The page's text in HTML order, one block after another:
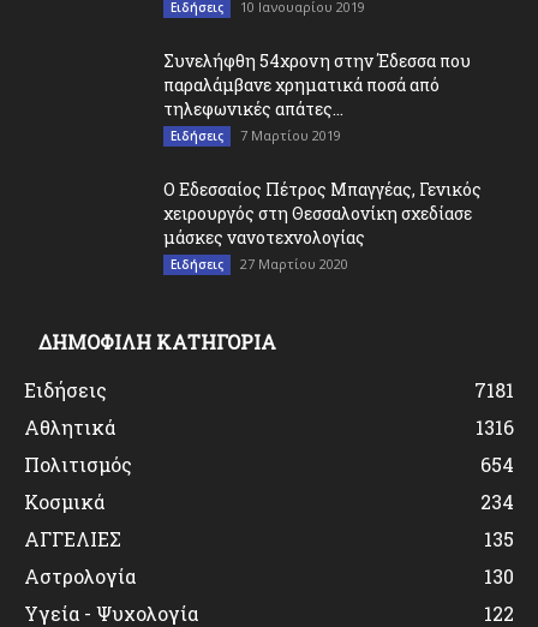
Ειδήσεις 10 Ιανουαρίου 2019
Συνελήφθη 54χρονη στην Έδεσσα που
παραλάμβανε χρηματικά ποσά από
τηλεφωνικές απάτες...
Ειδήσεις 7 Μαρτίου 2019
O Εδεσσαίος Πέτρος Μπαγγέας, Γενικός
χειρουργός στη Θεσσαλονίκη σχεδίασε
μάσκες νανοτεχνολογίας
Ειδήσεις 27 Μαρτίου 2020
ΔΗΜΟΦΙΛΗ ΚΑΤΗΓΟΡΙΑ
Ειδήσεις
7181
Αθλητικά
1316
Πολιτισμός
654
Κοσμικά
234
ΑΓΓΕΛΙΕΣ
135
Αστρολογία
130
Υγεία - Ψυχολογία
122